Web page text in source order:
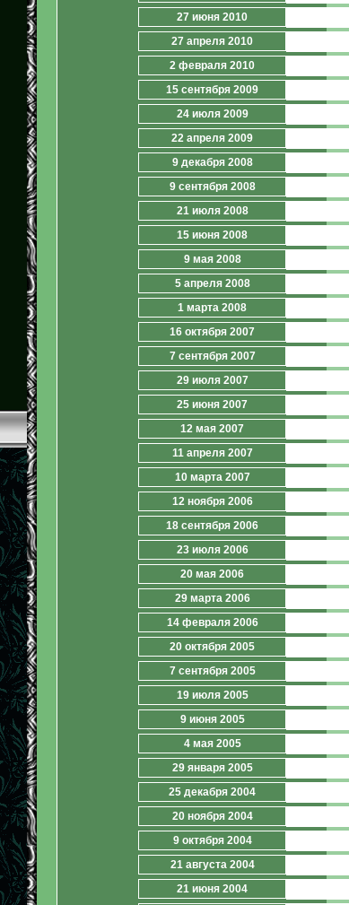
27 июня 2010
27 апреля 2010
2 февраля 2010
15 сентября 2009
24 июля 2009
22 апреля 2009
9 декабря 2008
9 сентября 2008
21 июля 2008
15 июня 2008
9 мая 2008
5 апреля 2008
1 марта 2008
16 октября 2007
7 сентября 2007
29 июля 2007
25 июня 2007
12 мая 2007
11 апреля 2007
10 марта 2007
12 ноября 2006
18 сентября 2006
23 июля 2006
20 мая 2006
29 марта 2006
14 февраля 2006
20 октября 2005
7 сентября 2005
19 июля 2005
9 июня 2005
4 мая 2005
29 января 2005
25 декабря 2004
20 ноября 2004
9 октября 2004
21 августа 2004
21 июня 2004